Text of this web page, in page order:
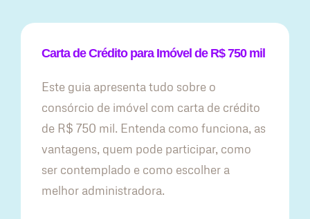
Carta de Crédito para Imóvel de R$ 750 mil
Este guia apresenta tudo sobre o
consórcio de imóvel com carta de crédito
de R$ 750 mil. Entenda como funciona, as
vantagens, quem pode participar, como
ser contemplado e como escolher a
melhor administradora.